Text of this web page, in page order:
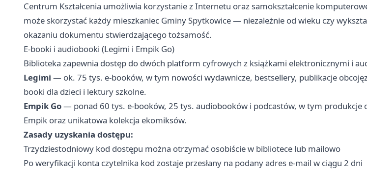
Centrum Kształcenia umożliwia korzystanie z Internetu oraz samokształcenie
może skorzystać każdy mieszkaniec Gminy Spytkowice — niezależnie od wieku czy
okazaniu dokumentu stwierdzającego tożsamość.
E-booki i audiobooki (Legimi i Empik Go)
Biblioteka zapewnia dostęp do dwóch platform cyfrowych z książkami elektronicznymi i
Legimi — ok. 75 tys. e-booków, w tym nowości wydawnicze, bestsellery, publikacje
booki dla dzieci i lektury szkolne.
Empik Go— ponad 60 tys. e-booków, 25 tys. audiobooków i podcastów, w tym produkcje
Empik oraz unikatowa kolekcja ekomiksów.
Zasady uzyskania dostępu:
Trzydziestodniowy kod dostępu można otrzymać osobiście w bibliotece lub mailowo
Po weryfikacji konta czytelnika kod zostaje przesłany na podany adres e-mail w ciągu 2 dni